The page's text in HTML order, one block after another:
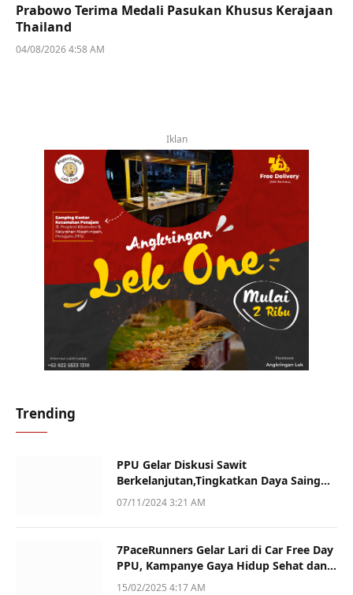
Prabowo Terima Medali Pasukan Khusus Kerajaan
Thailand
04/08/2026 4:58 AM
Iklan
Trending
PPU Gelar Diskusi Sawit
Berkelanjutan,Tingkatkan Daya Saing
dan Kualitas
07/11/2024 3:21 AM
7PaceRunners Gelar Lari di Car Free Day
PPU, Kampanye Gaya Hidup Sehat dan
Dukung UMKM
15/02/2025 4:17 AM